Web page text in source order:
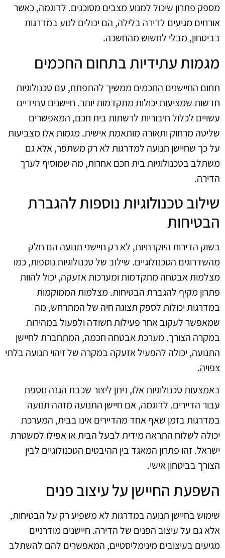
מספק פתרון שיכול למנוע מצבים מסוכנים. לדוגמה, כאשר
אורחים מגיעים לדירה בלילה, הם יכולים לנוע במדרגות
בביטחון, מבלי לחשוש מהחשכה.
מגמות עתידיות בתחום החכמים
תחום החיישנים החכמים ממשיך להתפתח, עם טכנולוגיות
חדשות שמציעות יכולות מתקדמות יותר. חיישנים עתידיים
עשויים לכלול חיבוריות לרשתות בית חכם, המאפשרים
שליטה מרחוק ותאורה מותאמת אישית. מגמות אלו מצביעות
על כך שחיישן תנועה למדרגות לא רק משתפר, אלא גם
משתלב בטכנולוגיות בית חכם אחרות, מה שמוסיף לערך
הדירה.
שילוב טכנולוגיות נוספות להגברת
הבטיחות
בשוק הדירות היוקרתיות, לא רק חיישני תנועה הם חלק
מהשדרוגים הטכנולוגיים. שילוב של טכנולוגיות נוספות, כמו
מצלמות אבטחה מתקדמות ומערכות אזעקה, יכול להוות
פתרון מקיף להגברת הבטיחות. מצלמות הממוקמות
במדרגות יכולות לספק תצוגה חיה של המתרחש, מה
שמאפשר לעקוב אחר פעילות חשודה ולפעול במהירות
במקרה הצורך. מערכת אבטחה חכמה, המתחברת לחיישן
התנועה, יכולה להפעיל אזעקה במקרה של זיהוי תנועה בלתי
צפויה.
באמצעות טכנולוגיות אלו, ניתן ליצור שכבת הגנה נוספת
עבור הדיירים. לדוגמה, אם חיישן התנועה מזהה תנועה
במדרגות בזמן שאף אחד מהדיירים אינו בבית, המערכת
יכולה לשלוח התראה מידית לבעל הבית או אפילו למשטרת
ישראל. זהו פתרון המאגד בין ההיבטים הטכנולוגיים לבין
הצורך בביטחון אישי.
השפעת החיישן על עיצוב פנים
שימוש בחיישן תנועה במדרגות לא משפיע רק על הבטיחות,
אלא גם על עיצוב הפנים של הדירה. חיישנים מודרניים
מגיעים בעיצובים מינימליסטיים, המאפשרים להם להשתלב